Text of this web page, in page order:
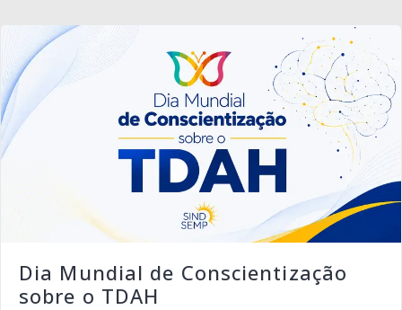
Dia Mundial de Conscientização
sobre o TDAH